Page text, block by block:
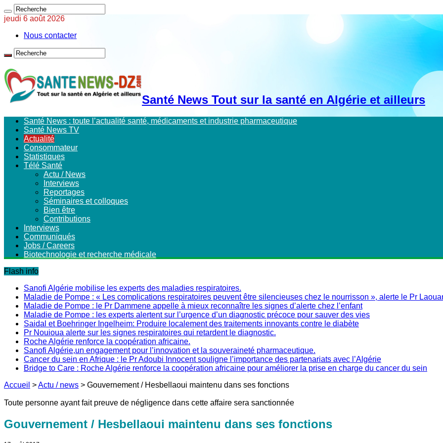
jeudi 6 août 2026
Nous contacter
Santé News Tout sur la santé en Algérie et ailleurs
Santé News : toute l’actualité santé, médicaments et industrie pharmaceutique
Santé News TV
Actualité
Consommateur
Statistiques
Télé Santé
Actu / News
Interviews
Reportages
Séminaires et colloques
Bien être
Contributions
Interviews
Communiqués
Jobs / Careers
Biotechnologie et recherche médicale
Flash info
Sanofi Algérie mobilise les experts des maladies respiratoires.
Maladie de Pompe : « Les complications respiratoires peuvent être silencieuses chez le nourrisson », alerte le Pr
Maladie de Pompe : le Pr Dammene appelle à mieux reconnaître les signes d’alerte chez l’enfant
Maladie de Pompe : les experts alertent sur l’urgence d’un diagnostic précoce pour sauver des vies
Saidal et Boehringer Ingelheim: Produire localement des traitements innovants contre le diabète
Pr Nouioua alerte sur les signes respiratoires qui retardent le diagnostic.
Roche Algérie renforce la coopération africaine.
Sanofi Algérie,un engagement pour l’innovation et la souveraineté pharmaceutique.
Cancer du sein en Afrique : le Pr Adoubi Innocent souligne l’importance des partenariats avec l’Algérie
Bridge to Care : Roche Algérie renforce la coopération africaine pour améliorer la prise en charge du cancer du sein
Accueil >Actu / news > Gouvernement / Hesbellaoui maintenu dans ses fonctions
Toute personne ayant fait preuve de négligence dans cette affaire sera sanctionnée
Gouvernement / Hesbellaoui maintenu dans ses fonctions